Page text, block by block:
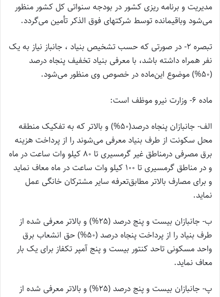
مدیریت و برنامه ریزی کشور در بودجه سنواتی کل کشور منظور
می‌شود و‌باقیمانده توسط شرکتهای فوق الذکر تأمین می‌گردد.
‌تبصره 2- در صورتی که حسب تشخیص بنیاد ، جانباز نیاز به یک
نفر همراه داشته باشد، با معرفی بنیاد تخفیف پنجاه درصد
(50%) موضوع این‌ماده در خصوص وی منظور می‌شود.
ماده 6- وزارت نیرو موظف است:
‌الف- جانبازان پنجاه درصد(50%) و بالاتر که به تفکیک منطقه
محل سکونت از طرف بنیاد معرفی می‌شوند را از پرداخت هزینه
برق مصرفی در‌مناطق غیر گرمسیری تا 80 کیلو وات ساعت در ماه
و در مناطق گرمسیری تا 100 کیلو وات ساعت در ماه معاف نماید
و برای مصارف بالاتر مطابق‌تعرفه سایر مشترکان خانگی عمل
نماید.
ب- جانبازان بیست و پنج درصد (25%) و بالاتر معرفی شده از
طرف بنیاد را از پرداخت پنجاه درصد (50%) حق انشعاب برق
واحد مسکونی تا‌حد کنتور بیست و پنج آمپر تکفاز برای یک بار
معاف نماید.
پ- جانبازان بیست و پنج درصد (25%) و بالاتر معرفی شده از